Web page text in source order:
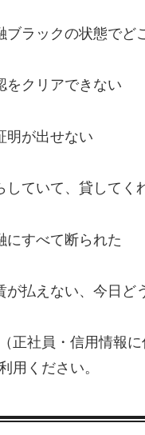
ラックの状態でど
をクリアできない
明が出せない
ていて、貸してく
すべて断られた
払えない、今日ど
正社員・信用情報
用ください。